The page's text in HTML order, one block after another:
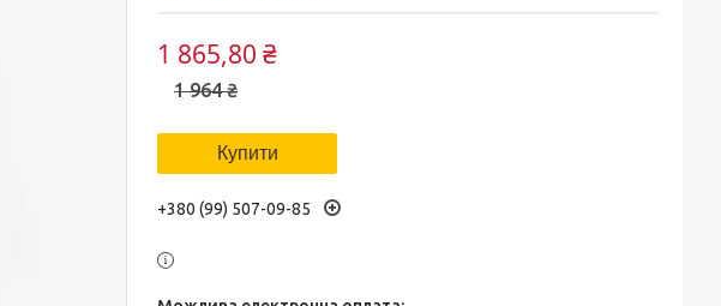
1 964 ₴
1 865,80 ₴
Купити
+380 (99) 507-09-85